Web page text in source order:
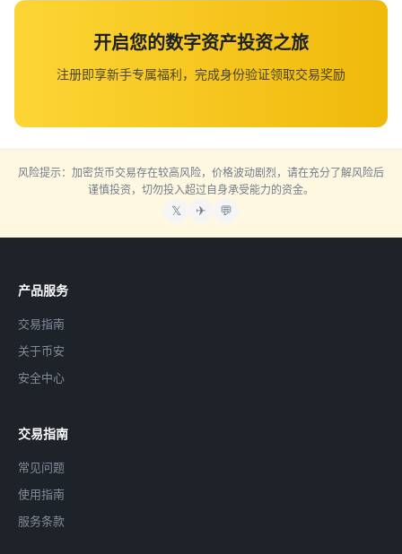
开启您的数字资产投资之旅
注册即享新手专属福利，完成身份验证领取交易奖励
风险提示：加密货币交易存在较高风险，价格波动剧烈，请在充分了解风险后
谨慎投资，切勿投入超过自身承受能力的资金。
𝕏 ✈ 💬
产品服务
交易指南
关于币安
安全中心
交易指南
常见问题
使用指南
服务条款